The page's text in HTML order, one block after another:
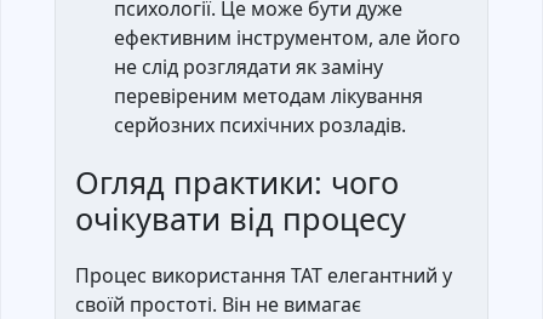
психології. Це може бути дуже
ефективним інструментом, але його
не слід розглядати як заміну
перевіреним методам лікування
серйозних психічних розладів.
Огляд практики: чого
очікувати від процесу
Процес використання ТАТ елегантний у
своїй простоті. Він не вимагає